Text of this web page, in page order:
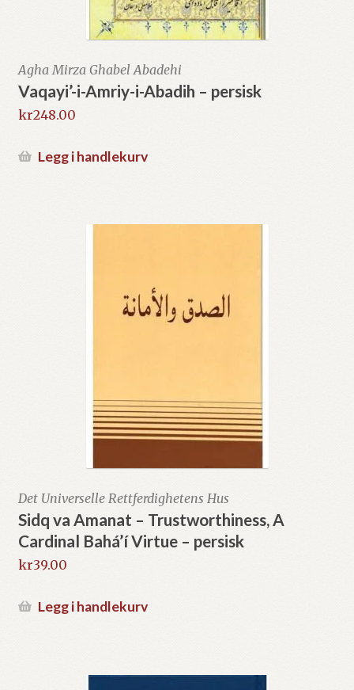
Agha Mirza Ghabel Abadehi
Vaqayi’-i-Amriy-i-Abadih – persisk
kr248.00
Legg i handlekurv
Det Universelle Rettferdighetens Hus
Sidq va Amanat – Trustworthiness, A
Cardinal Bahá’í Virtue – persisk
kr39.00
Legg i handlekurv